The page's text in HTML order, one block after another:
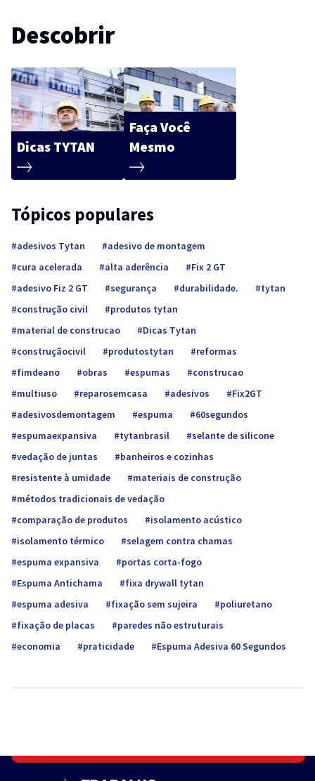
Descobrir
Dicas TYTAN
Faça Você
Mesmo
Tópicos populares
adesivos Tytan
adesivo de montagem
cura acelerada
alta aderência
Fix 2 GT
adesivo Fiz 2 GT
segurança durabilidade.
tytan
construção civil
produtos tytan
material de construcao
Dicas Tytan
construçãocivil
produtostytan
reformas
fimdeano
obras espumas
construcao
multiuso
reparosemcasa adesivos
Fix2GT
adesivosdemontagem
espuma
60segundos
espumaexpansiva
tytanbrasil
selante de silicone
vedação de juntas
banheiros e cozinhas
resistente à umidade
materiais de construção
métodos tradicionais de vedação
comparação de produtos
isolamento acústico
isolamento térmico
selagem contra chamas
espuma expansiva
portas corta-fogo
Espuma Antichama
fixa drywall tytan
espuma adesiva
fixação sem sujeira
poliuretano
fixação de placas
paredes não estruturais
economia
praticidade Espuma Adesiva 60 Segundos